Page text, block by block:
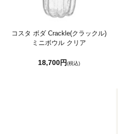
コスタ ボダ Crackle(クラックル)
ミニボウル クリア
18,700円(税込)